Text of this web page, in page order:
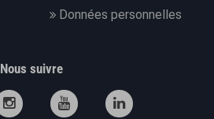
Données personnelles
Nous suivre